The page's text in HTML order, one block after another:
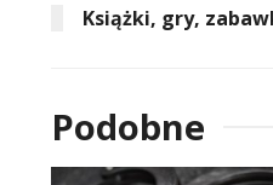
Książki, gry,
Podobne